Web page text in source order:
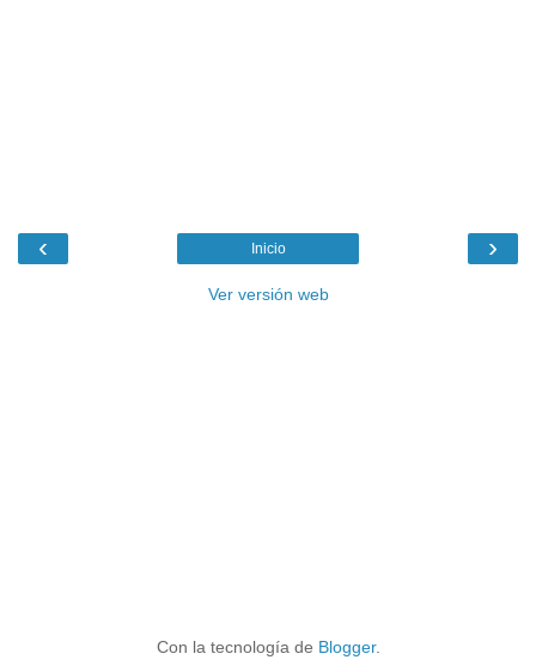
‹ ›
Inicio
Ver versión web
Con la tecnología de Blogger.